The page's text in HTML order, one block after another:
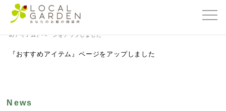
群馬県前橋市の外構・エクステリア専門店ローカルガーデン
めアイテム』ページをアップしました
『おすすめアイテム』ページをアップしました
News